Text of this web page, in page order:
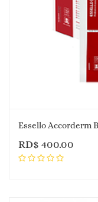
RD$ 400.00